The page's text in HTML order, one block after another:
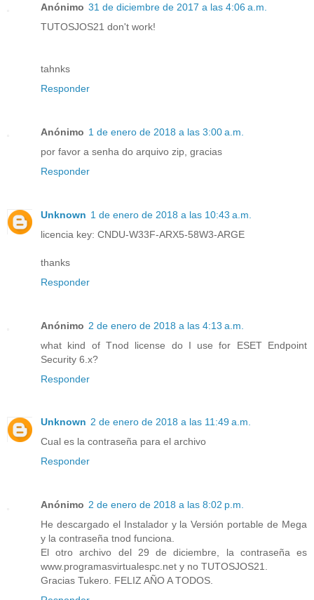
Anónimo 31 de diciembre de 2017 a las 4:06 a.m.
TUTOSJOS21 don't work!
tahnks
Responder
Anónimo 1 de enero de 2018 a las 3:00 a.m.
por favor a senha do arquivo zip, gracias
Responder
Unknown 1 de enero de 2018 a las 10:43 a.m.
licencia key: CNDU-W33F-ARX5-58W3-ARGE
thanks
Responder
Anónimo 2 de enero de 2018 a las 4:13 a.m.
what kind of Tnod license do I use for ESET Endpoint
Security 6.x?
Responder
Unknown 2 de enero de 2018 a las 11:49 a.m.
Cual es la contraseña para el archivo
Responder
Anónimo 2 de enero de 2018 a las 8:02 p.m.
He descargado el Instalador y la Versión portable de Mega
y la contraseña tnod funciona.
El otro archivo del 29 de diciembre, la contraseña es
www.programasvirtualespc.net y no TUTOSJOS21.
Gracias Tukero. FELIZ AÑO A TODOS.